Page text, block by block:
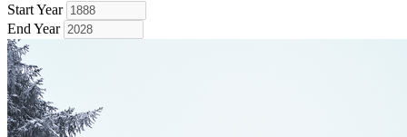
Start Year
End Year